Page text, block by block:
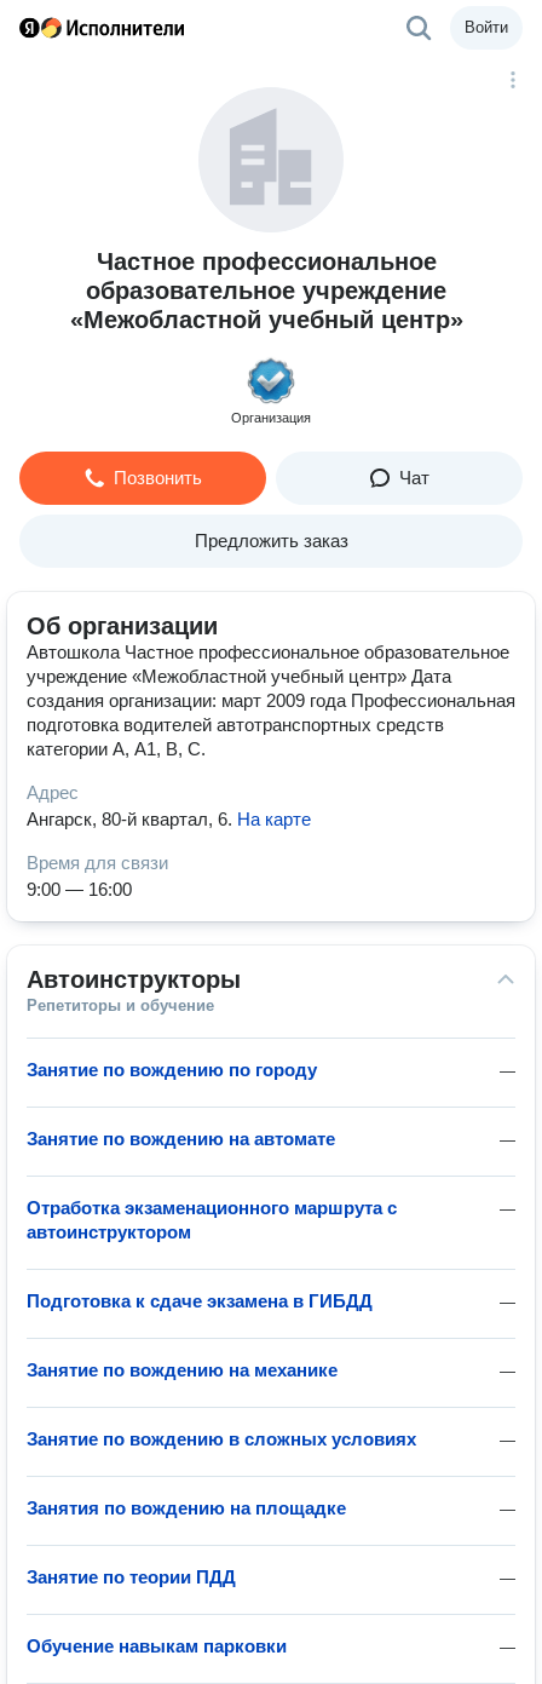
Войти
Частное профессиональное
образовательное учреждение
«Межобластной учебный центр»
Организация
Позвонить Чат
Предложить заказ
Об организации
Автошкола Частное профессиональное образовательное
учреждение «Межобластной учебный центр» Дата
создания организации: март 2009 года Профессиональная
подготовка водителей автотранспортных средств
категории А, А1, В, С.
Адрес
Ангарск, 80-й квартал, 6. На карте
Время для связи
9:00 — 16:00
Автоинструкторы
Репетиторы и обучение
—
Занятие по вождению по городу
—
Занятие по вождению на автомате
—
Отработка экзаменационного маршрута с
автоинструктором
—
Подготовка к сдаче экзамена в ГИБДД
—
Занятие по вождению на механике
—
Занятие по вождению в сложных условиях
—
Занятия по вождению на площадке
—
Занятие по теории ПДД
—
Обучение навыкам парковки